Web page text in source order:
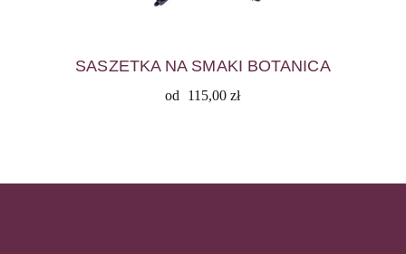
SASZETKA NA SMAKI BOTANICA
od 115,00zł